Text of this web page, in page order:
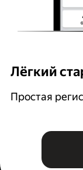
Лёгкий
Простая